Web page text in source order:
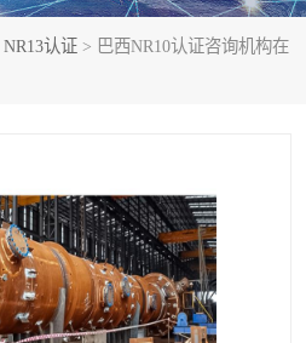
NR13认证 > 巴西NR10认证咨询机构在
RETIE认证